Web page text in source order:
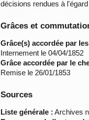
décisions rendues à
Grâces et
Grâce(s) accordée par
Internement le 04/04/1852
Grâce accordée par le
Remise le 26/01/1853
Sources
Liste générale : Archives